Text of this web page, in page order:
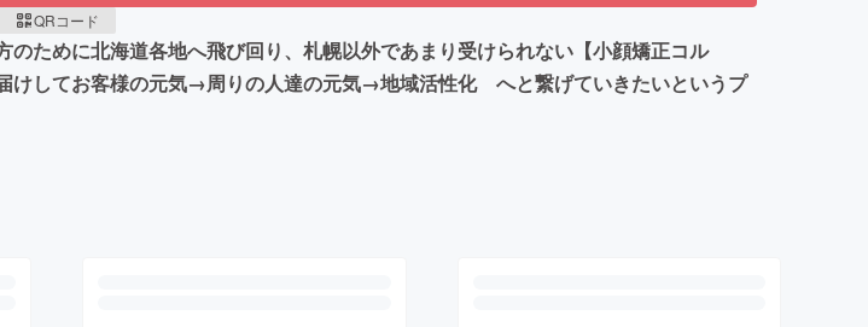
QRコード
ために北海道各地へ飛び回り、札幌以外であまり受けられない【小顔矯正コル
けしてお客様の元気→周りの人達の元気→地域活性化 へと繋げていきたいというプ